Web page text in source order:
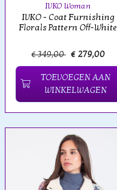
IVKO Woman
IVKO - Coat Furnishing
Florals Pattern Off-White
€ 349,00 € 279,00
TOEVOEGEN AAN
WINKELWAGEN